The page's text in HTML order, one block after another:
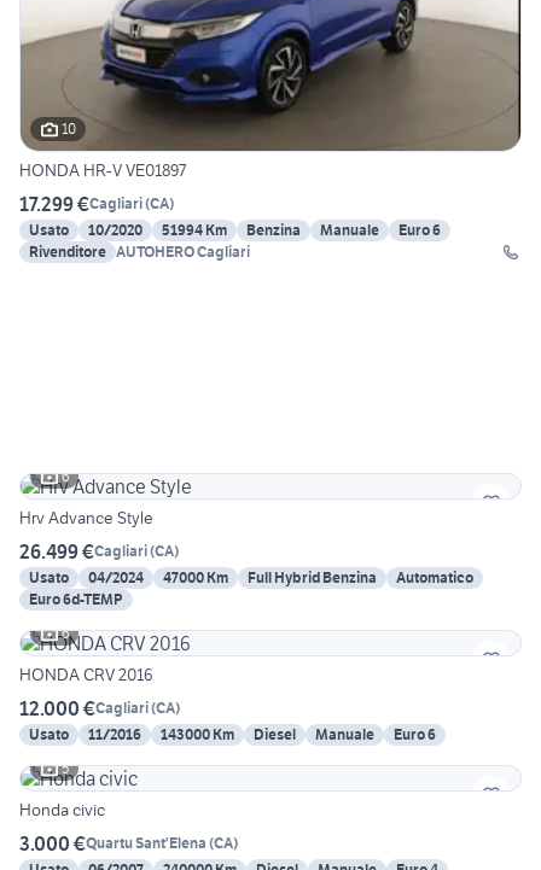
10
HONDA HR-V VE01897
17.299 €Cagliari(CA)
Usato
10/2020 51994 Km Benzina Manuale
Euro 6
Rivenditore AUTOHERO Cagliari
6
Hrv Advance Style
26.499 €Cagliari(CA)
Usato
04/2024 47000 Km Full Hybrid Benzina
Automatico
Euro 6d-TEMP
6
HONDA CRV 2016
12.000 €Cagliari(CA)
Usato
11/2016 143000 Km Diesel Manuale
Euro 6
5
Honda civic
3.000 €Quartu Sant'Elena (CA)